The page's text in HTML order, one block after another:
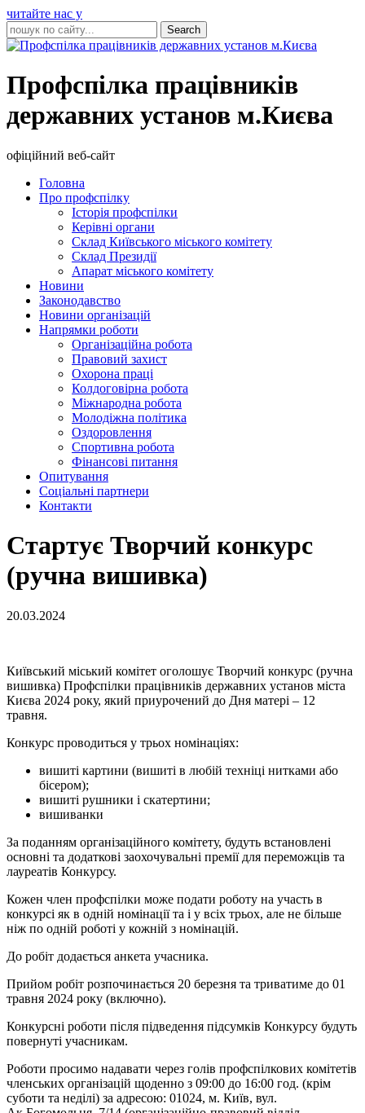
читайте нас у
Профспілка працівників
державних установ м.Києва
офіційний веб-сайт
Головна
Про профспілку
Історія профспілки
Керівні органи
Склад Київського міського комітету
Склад Президії
Апарат міського комітету
Новини
Законодавство
Новини організацій
Напрямки роботи
Організаційна робота
Правовий захист
Охорона праці
Колдоговірна робота
Міжнародна робота
Молодіжна політика
Оздоровлення
Спортивна робота
Фінансові питання
Опитування
Соціальні партнери
Контакти
Стартує Творчий конкурс
(ручна вишивка)
20.03.2024
Київський міський комітет оголошує Творчий конкурс (ручна
вишивка) Профспілки працівників державних установ міста
Києва 2024 року, який приурочений до Дня матері – 12
травня.
Конкурс проводиться у трьох номінаціях:
вишиті картини (вишиті в любій техніці нитками або
бісером);
вишиті рушники і скатертини;
вишиванки
За поданням організаційного комітету, будуть встановлені
основні та додаткові заохочувальні премії для переможців та
лауреатів Конкурсу.
Кожен член профспілки може подати роботу на участь в
конкурсі як в одній номінації та і у всіх трьох, але не більше
ніж по одній роботі у кожній з номінацій.
До робіт додається анкета учасника.
Прийом робіт розпочинається 20 березня та триватиме до 01
травня 2024 року (включно).
Конкурсні роботи після підведення підсумків Конкурсу будуть
повернуті учасникам.
Роботи просимо надавати через голів профспілкових комітетів
членських організацій щоденно з 09:00 до 16:00 год. (крім
суботи та неділі) за адресою: 01024, м. Київ, вул.